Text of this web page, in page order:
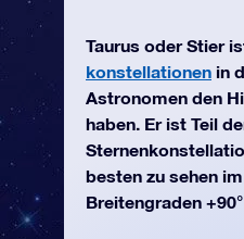
Taurus oder Stier
konstellationen in
Astronomen den
haben. Er ist Teil
besten zu sehen
Breitengraden